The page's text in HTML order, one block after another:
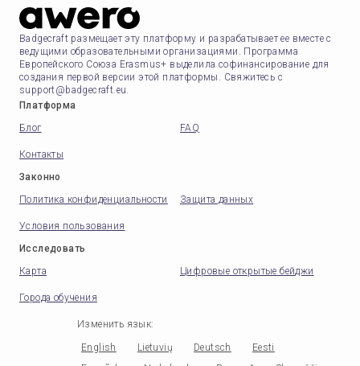
Badgecraft размещает эту платформу и разрабатывает ее вместе с
ведущими образовательными организациями. Программа
Европейского Союза Erasmus+ выделила софинансирование для
создания первой версии этой платформы. Свяжитесь с
support@badgecraft.eu.
Платформа
Блог
FAQ
Контакты
Законно
Политика конфиденциальности
Защита данных
Условия пользования
Исследовать
Карта
Цифровые открытые бейджи
Города обучения
Изменить язык:
English Lietuvių Deutsch
Eesti